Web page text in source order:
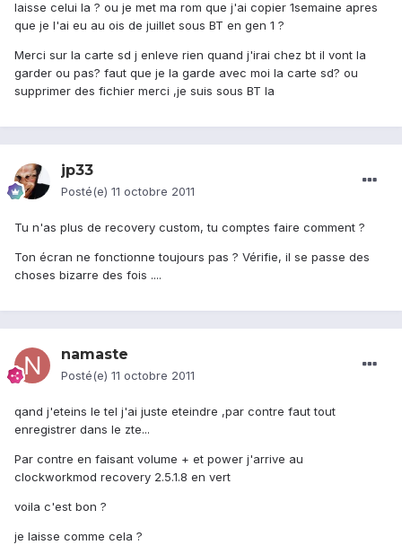
laisse celui la ? ou je met ma rom que j'ai copier 1semaine apres
que je l'ai eu au ois de juillet sous BT en gen 1 ?
Merci sur la carte sd j enleve rien quand j'irai chez bt il vont la
garder ou pas? faut que je la garde avec moi la carte sd? ou
supprimer des fichier merci ,je suis sous BT la
jp33
Posté(e) 11 octobre 2011
Tu n'as plus de recovery custom, tu comptes faire comment ?
Ton écran ne fonctionne toujours pas ? Vérifie, il se passe des
choses bizarre des fois ....
namaste
Posté(e) 11 octobre 2011
qand j'eteins le tel j'ai juste eteindre ,par contre faut tout
enregistrer dans le zte...
Par contre en faisant volume + et power j'arrive au
clockworkmod recovery 2.5.1.8 en vert
voila c'est bon ?
je laisse comme cela ?